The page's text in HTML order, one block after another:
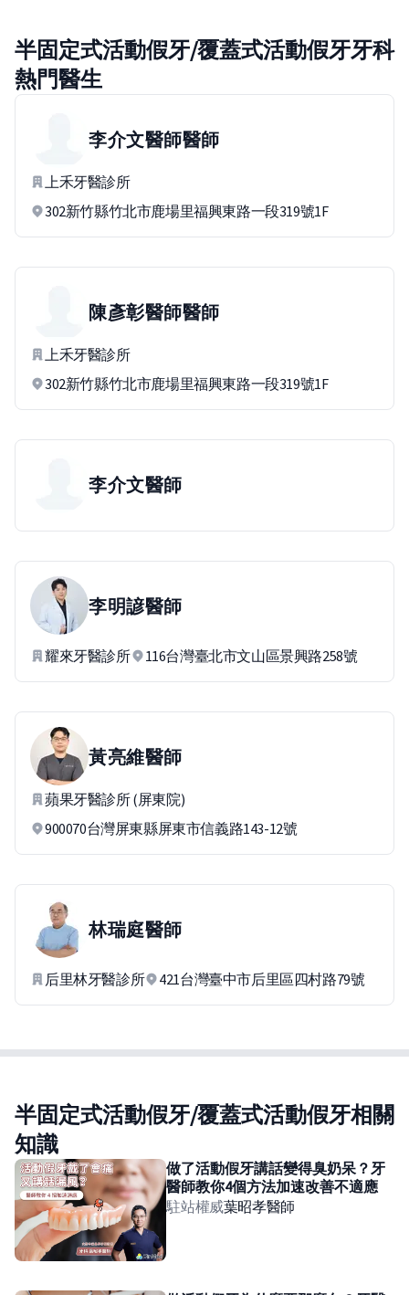
半固定式活動假牙/覆蓋式活動假牙牙科
熱門醫生
李介文醫師醫師
上禾牙醫診所
302新竹縣竹北市鹿場里福興東路一段319號1F
陳彥彰醫師醫師
上禾牙醫診所
302新竹縣竹北市鹿場里福興東路一段319號1F
李介文醫師
李明諺醫師
耀來牙醫診所 116台灣臺北市文山區景興路258號
黃亮維醫師
蘋果牙醫診所 (屏東院)
900070台灣屏東縣屏東市信義路143-12號
林瑞庭醫師
后里林牙醫診所 421台灣臺中市后里區四村路79號
半固定式活動假牙/覆蓋式活動假牙相關
知識
做了活動假牙講話變得臭奶呆？牙
醫師教你4個方法加速改善不適應
駐站權威葉昭孝醫師